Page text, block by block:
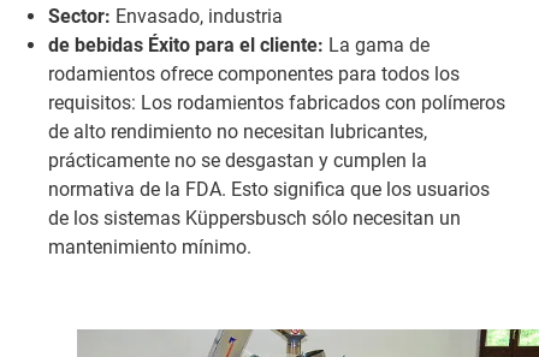
Sector: Envasado, industria
de bebidas Éxito para el cliente: La gama de
rodamientos ofrece componentes para todos los
requisitos: Los rodamientos fabricados con polímeros
de alto rendimiento no necesitan lubricantes,
prácticamente no se desgastan y cumplen la
normativa de la FDA. Esto significa que los usuarios
de los sistemas Küppersbusch sólo necesitan un
mantenimiento mínimo.